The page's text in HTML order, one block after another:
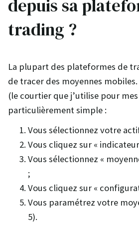
depuis sa
trading ?
La plupart des plateformes de
de tracer des moyennes mobiles.
(le courtier que j’utilise pour
particulièrement simple :
Vous sélectionnez votre
Vous cliquez sur «
Vous sélectionnez «
;
Vous cliquez sur «
Vous paramétrez votre
5).